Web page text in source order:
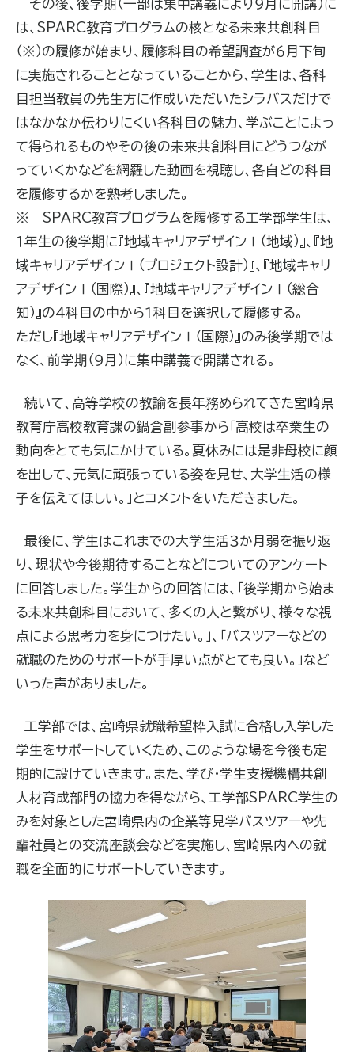
その後、後学期（一部は集中講義により９月に開講）に
は、SPARC教育プログラムの核となる未来共創科目
（※）の履修が始まり、履修科目の希望調査が６月下旬
に実施されることとなっていることから、学生は、各科
目担当教員の先生方に作成いただいたシラバスだけで
はなかなか伝わりにくい各科目の魅力、学ぶことによっ
て得られるものやその後の未来共創科目にどうつなが
っていくかなどを網羅した動画を視聴し、各自どの科目
を履修するかを熟考しました。
※ SPARC教育プログラムを履修する工学部学生は、
１年生の後学期に『地域キャリアデザインⅠ（地域）』、『地
域キャリアデザインⅠ（プロジェクト設計）』、『地域キャリ
アデザインⅠ（国際）』、『地域キャリアデザインⅠ（総合
知）』の４科目の中から１科目を選択して履修する。
ただし『地域キャリアデザインⅠ（国際）』のみ後学期では
なく、前学期（９月）に集中講義で開講される。
続いて、高等学校の教諭を長年務められてきた宮崎県
教育庁高校教育課の鍋倉副参事から「高校は卒業生の
動向をとても気にかけている。夏休みには是非母校に顔
を出して、元気に頑張っている姿を見せ、大学生活の様
子を伝えてほしい。」とコメントをいただきました。
最後に、学生はこれまでの大学生活３か月弱を振り返
り、現状や今後期待することなどについてのアンケート
に回答しました。学生からの回答には、「後学期から始ま
る未来共創科目において、多くの人と繋がり、様々な視
点による思考力を身につけたい。」、「バスツアーなどの
就職のためのサポートが手厚い点がとても良い。」など
いった声がありました。
工学部では、宮崎県就職希望枠入試に合格し入学した
学生をサポートしていくため、このような場を今後も定
期的に設けていきます。また、学び・学生支援機構共創
人材育成部門の協力を得ながら、工学部SPARC学生の
みを対象とした宮崎県内の企業等見学バスツアーや先
輩社員との交流座談会などを実施し、宮崎県内への就
職を全面的にサポートしていきます。